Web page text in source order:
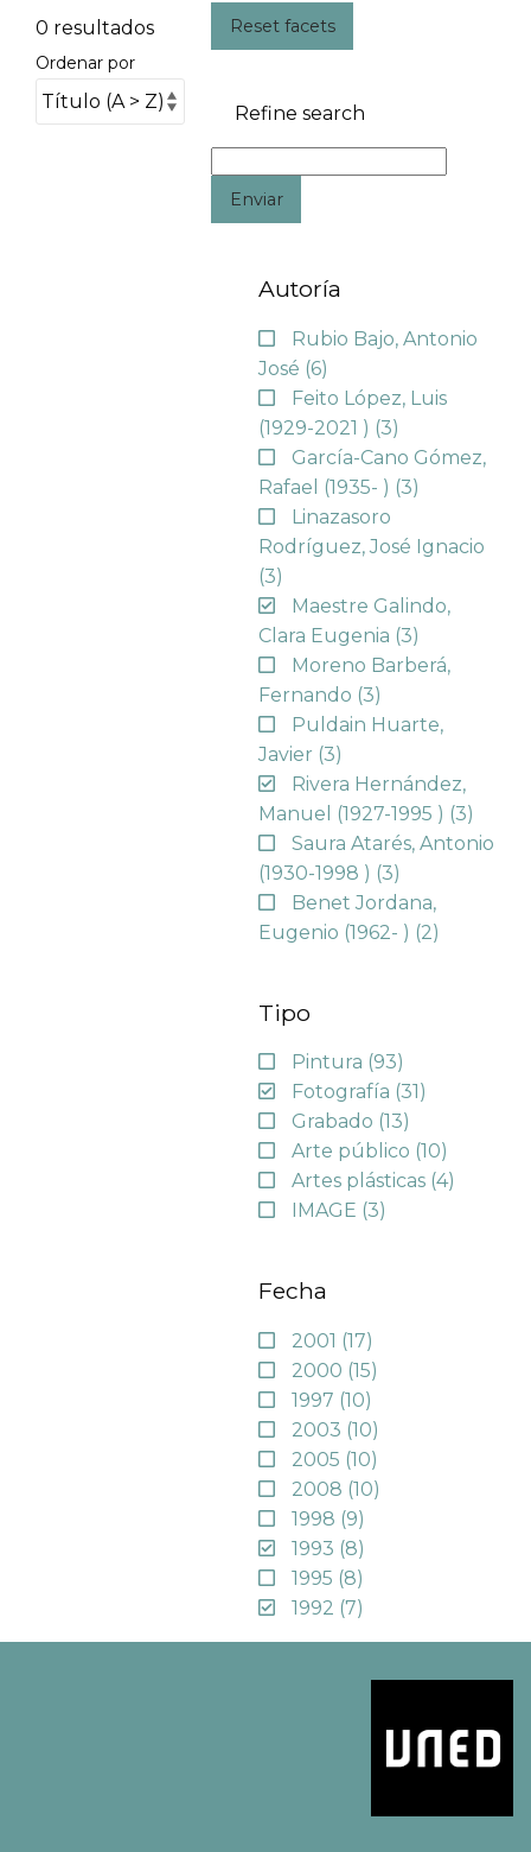
0 resultados
Ordenar por
Reset facets
Refine search
Enviar
Autoría
Rubio Bajo, Antonio
José (6)
Feito López, Luis
(1929-2021 ) (3)
García-Cano Gómez,
Rafael (1935- ) (3)
Linazasoro
Rodríguez, José Ignacio
(3)
Maestre Galindo,
Clara Eugenia (3)
Moreno Barberá,
Fernando (3)
Puldain Huarte,
Javier (3)
Rivera Hernández,
Manuel (1927-1995 ) (3)
Saura Atarés, Antonio
(1930-1998 ) (3)
Benet Jordana,
Eugenio (1962- ) (2)
Tipo
Pintura (93)
Fotografía (31)
Grabado (13)
Arte público (10)
Artes plásticas (4)
IMAGE (3)
Fecha
2001 (17)
2000 (15)
1997 (10)
2003 (10)
2005 (10)
2008 (10)
1998 (9)
1993 (8)
1995 (8)
1992 (7)